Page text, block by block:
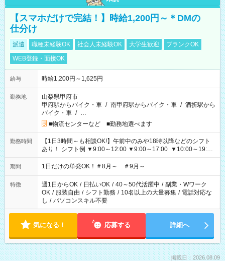
【スマホだけで完結！】時給1,200円～＊DMの
仕分け
派遣 職種未経験OK 社会人未経験OK 大学生歓迎
ブランクOK
WEB登録・面接OK
給与 時給1,200円～1,625円
勤務地
山梨県甲府市
甲府駅からバイク・車 / 南甲府駅からバイク・車 / 酒折駅から
バイク・車 / …
■物流センターなど ■勤務地選べます
勤務時間
【1日3時間～も相談OK!】午前中のみや18時以降などのシフト
あり！ シフト例 ▼9:00～12:00 ▼9:00～17:00 ▼10:00～19:00
▼18:00～21:00
期間 1日だけの単発OK！＃8月～ ＃9月～
特徴 週1日からOK / 日払いOK / 40～50代活躍中 / 副業・Wワーク
OK / 服装自由 / シフト勤務 / 10名以上の大量募集 / 電話対応な
し / パソコンスキル不要
気になる！ 応募する 詳細へ
掲載日：2026.08.09